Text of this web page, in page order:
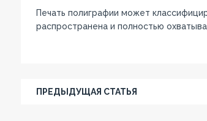
Печать полиграфии может
распространена и полностью
ПРЕДЫДУЩАЯ СТАТЬЯ